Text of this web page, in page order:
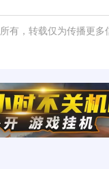
有，转载仅为传播更